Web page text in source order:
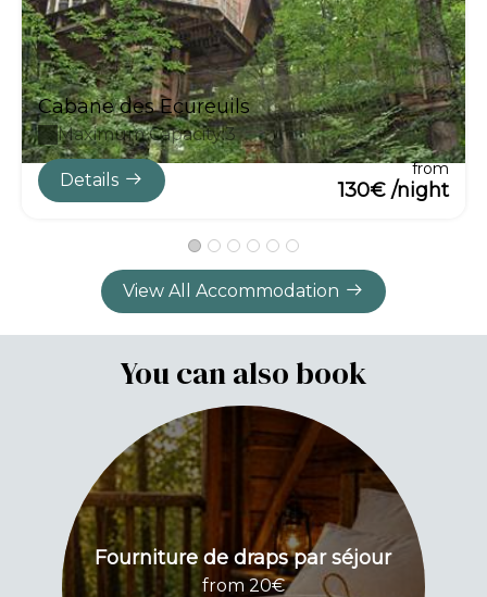
Cabane des Ecureuils
Maximum Capacity:3
Details
from
130€ /night
View All Accommodation
You can also book
Fourniture de draps par séjour
from 20€